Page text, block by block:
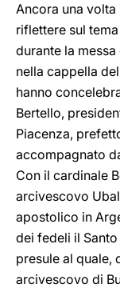
Ancora una volta
riflettere sul
durante la
nella cappella
hanno
Bertello,
Piacenza,
accompagnato
Con il cardinale
arcivescovo
apostolico in
dei fedeli il
presule al quale,
arcivescovo di